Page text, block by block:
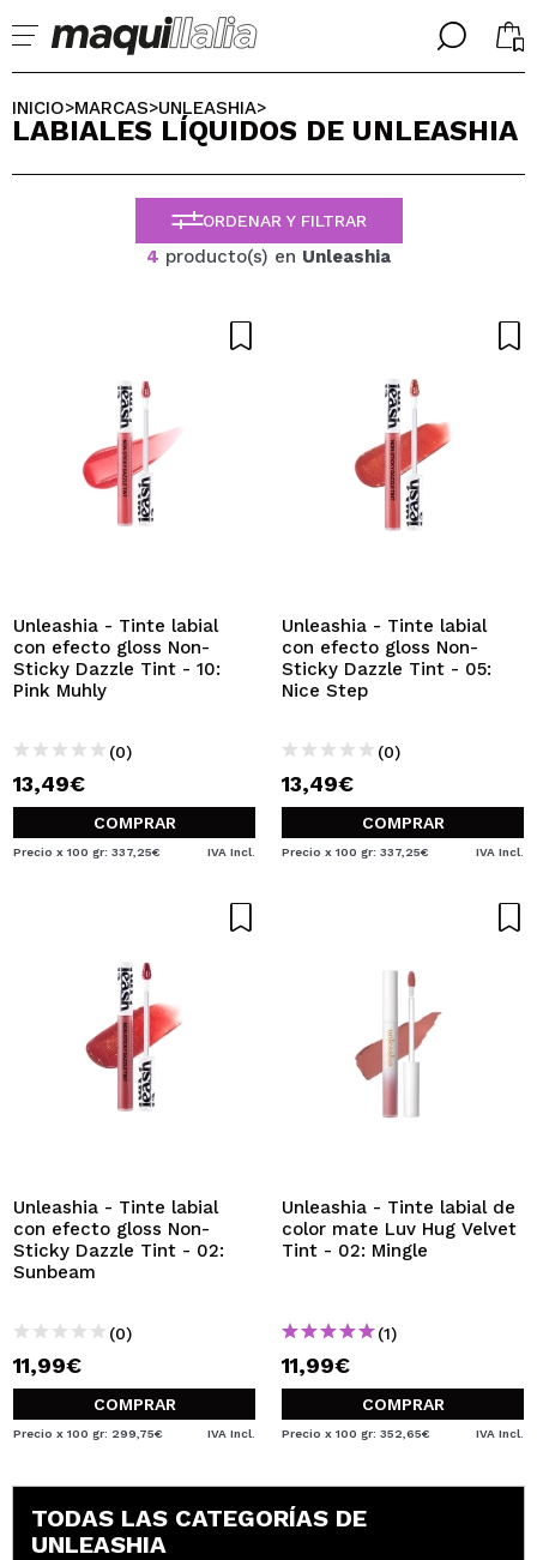
╳
Ya soy #maquilover, tengo cuenta
No tengo cuenta aquí
QUIERO REGISTRARME
tus compras rápidamente, revisar el estado de tus
pedidos y consultar tus operaciones anteriores.
╳
SELECCIONA TU IDIOMA
ESPAÑOL
ENGLISH
FRANCES
ALEMAN
INICIO>MARCAS>UNLEASHIA>
LABIALES LÍQUIDOS DE UNLEASHIA
ORDENAR Y FILTRAR
4 producto(s) en Unleashia
Unleashia - Tinte labial
con efecto gloss Non-
Sticky Dazzle Tint - 10:
Pink Muhly
(0)
13,49€
COMPRAR
Precio x 100 gr: 337,25€ IVA Incl.
Unleashia - Tinte labial
con efecto gloss Non-
Sticky Dazzle Tint - 05:
Nice Step
(0)
13,49€
COMPRAR
Precio x 100 gr: 337,25€ IVA Incl.
Unleashia - Tinte labial
con efecto gloss Non-
Sticky Dazzle Tint - 02:
Sunbeam
(0)
11,99€
COMPRAR
Precio x 100 gr: 299,75€ IVA Incl.
Unleashia - Tinte labial de
color mate Luv Hug Velvet
Tint - 02: Mingle
(1)
11,99€
COMPRAR
Precio x 100 gr: 352,65€ IVA Incl.
TODAS LAS CATEGORÍAS DE
UNLEASHIA